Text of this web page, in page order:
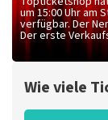
um 15:00 Uhr am
verfügbar. Der
Der erste
Wie viele